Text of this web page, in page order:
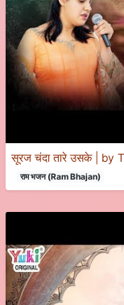
सूरज चंदा तारे उसके | by
राम भजन (Ram Bhajan)